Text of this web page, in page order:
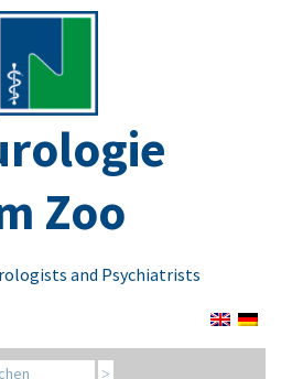
Zoo
and Psychiatrists
for: